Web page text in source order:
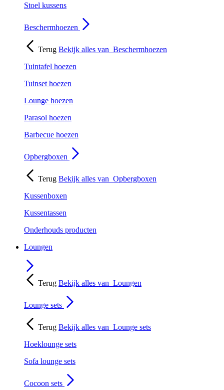
Stoel kussens
Beschermhoezen
Terug Bekijk alles van Beschermhoezen
Tuintafel hoezen
Tuinset hoezen
Lounge hoezen
Parasol hoezen
Barbecue hoezen
Opbergboxen
Terug Bekijk alles van Opbergboxen
Kussenboxen
Kussentassen
Onderhouds producten
Loungen
Terug Bekijk alles van Loungen
Lounge sets
Terug Bekijk alles van Lounge sets
Hoeklounge sets
Sofa lounge sets
Cocoon sets